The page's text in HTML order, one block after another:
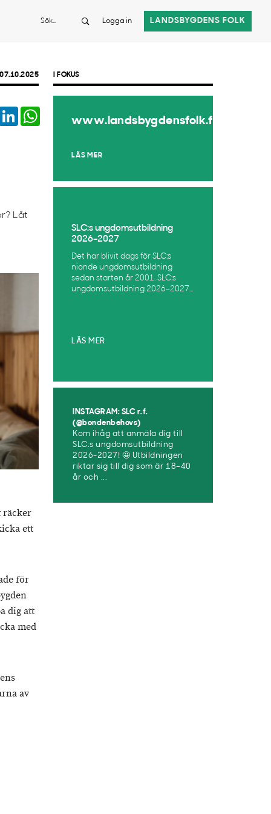
Sök Logga in LANDSBYGDENS FOLK
07.10.2025
LinkedIn
Låt
räcker
ett
för
dig att
med
av
I FOKUS
www.landsbygdensfolk.fi
LÄS MER
SLC:s ungdomsutbildning
2026–2027
Det har blivit dags för SLC:s
nionde ungdomsutbildning
sedan starten år 2001. SLC:s
ungdomsutbildning 2026–2027...
LÄS MER
INSTAGRAM: SLC r.f.
(@bondenbehovs)
Kom ihåg att anmäla dig till
SLC:s ungdomsutbildning
2026-2027! 🤩 Utbildningen
riktar sig till dig som är 18–40
år och ...